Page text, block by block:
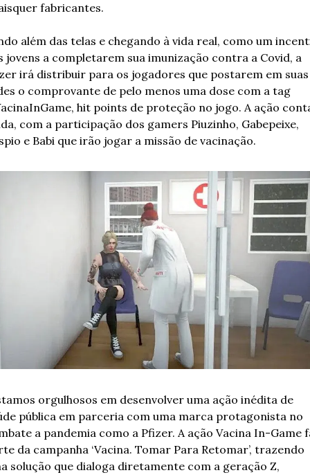
fabricantes.
além das telas e chegando à vida real, como um
jovens a completarem sua imunização contra a Covid, a
irá distribuir para os jogadores que postarem em suas
o comprovante de pelo menos uma dose com a tag
hit points de proteção no jogo. A ação
com a participação dos gamers Piuzinho, Gabepeixe,
e Babi que irão jogar a missão de vacinação.
orgulhosos em desenvolver uma ação inédita de
pública em parceria com uma marca protagonista no
a pandemia como a Pfizer. A ação Vacina In-Game
da campanha ‘Vacina. Tomar Para Retomar’, trazendo
solução que dialoga diretamente com a geração Z,